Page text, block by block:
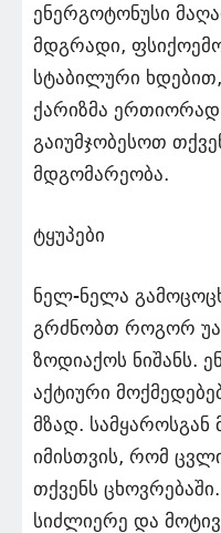
ენერგოტონუსი
მდგრადი,
სტაბილური
ქარიზმა
გაიუმჯობესოთ
მდგომარეობა.
ტყუპები
ნელ-ნელა
გრძნობთ როგორ
ზოდიაქოს ნიშანს.
აქტიური
მზად. სამყაროსგან
იმისთვის, რომ
თქვენს
სიძლიერე და